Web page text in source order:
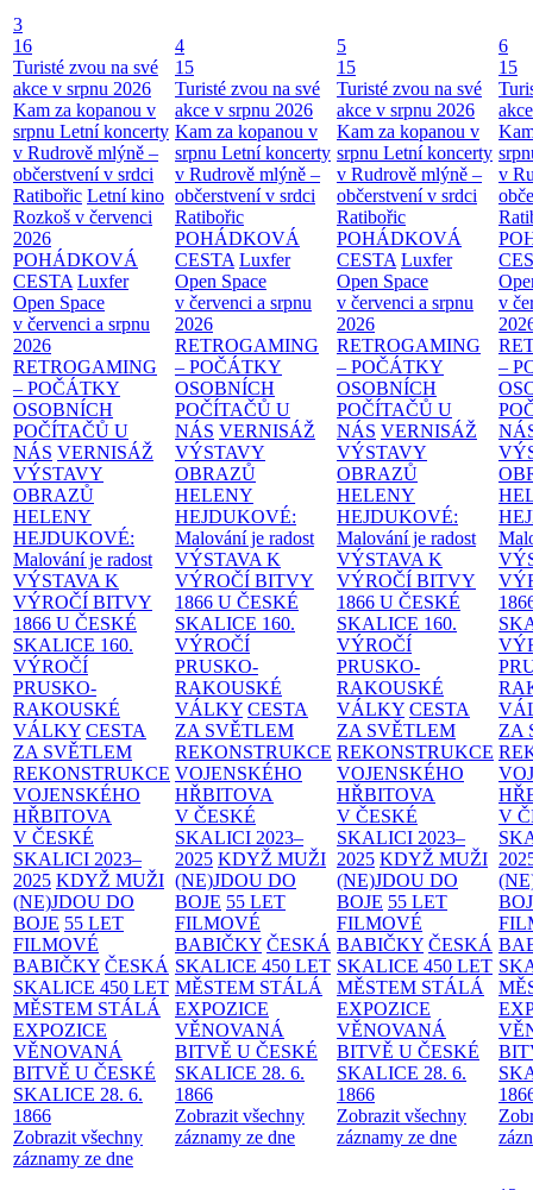
3
16
Turisté zvou na své
akce v srpnu 2026
Kam za kopanou v
srpnu Letní koncerty
v Rudrově mlýně –
občerstvení v srdci
Ratibořic Letní kino
Rozkoš v červenci
2026
POHÁDKOVÁ
CESTA Luxfer
Open Space
v červenci a srpnu
2026
RETROGAMING
– POČÁTKY
OSOBNÍCH
POČÍTAČŮ U
NÁS VERNISÁŽ
VÝSTAVY
OBRAZŮ
HELENY
HEJDUKOVÉ:
Malování je radost
VÝSTAVA K
VÝROČÍ BITVY
1866 U ČESKÉ
SKALICE 160.
VÝROČÍ
PRUSKO-
RAKOUSKÉ
VÁLKY CESTA
ZA SVĚTLEM
REKONSTRUKCE
VOJENSKÉHO
HŘBITOVA
V ČESKÉ
SKALICI 2023–
2025 KDYŽ MUŽI
(NE)JDOU DO
BOJE 55 LET
FILMOVÉ
BABIČKY ČESKÁ
SKALICE 450 LET
MĚSTEM STÁLÁ
EXPOZICE
VĚNOVANÁ
BITVĚ U ČESKÉ
SKALICE 28. 6.
1866
Zobrazit všechny
záznamy ze dne
4
15
Turisté zvou na své
akce v srpnu 2026
Kam za kopanou v
srpnu Letní koncerty
v Rudrově mlýně –
občerstvení v srdci
Ratibořic
POHÁDKOVÁ
CESTA Luxfer
Open Space
v červenci a srpnu
2026
RETROGAMING
– POČÁTKY
OSOBNÍCH
POČÍTAČŮ U
NÁS VERNISÁŽ
VÝSTAVY
OBRAZŮ
HELENY
HEJDUKOVÉ:
Malování je radost
VÝSTAVA K
VÝROČÍ BITVY
1866 U ČESKÉ
SKALICE 160.
VÝROČÍ
PRUSKO-
RAKOUSKÉ
VÁLKY CESTA
ZA SVĚTLEM
REKONSTRUKCE
VOJENSKÉHO
HŘBITOVA
V ČESKÉ
SKALICI 2023–
2025 KDYŽ MUŽI
(NE)JDOU DO
BOJE 55 LET
FILMOVÉ
BABIČKY ČESKÁ
SKALICE 450 LET
MĚSTEM STÁLÁ
EXPOZICE
VĚNOVANÁ
BITVĚ U ČESKÉ
SKALICE 28. 6.
1866
Zobrazit všechny
záznamy ze dne
5
15
Turisté zvou na své
akce v srpnu 2026
Kam za kopanou v
srpnu Letní koncerty
v Rudrově mlýně –
občerstvení v srdci
Ratibořic
POHÁDKOVÁ
CESTA Luxfer
Open Space
v červenci a srpnu
2026
RETROGAMING
– POČÁTKY
OSOBNÍCH
POČÍTAČŮ U
NÁS VERNISÁŽ
VÝSTAVY
OBRAZŮ
HELENY
HEJDUKOVÉ:
Malování je radost
VÝSTAVA K
VÝROČÍ BITVY
1866 U ČESKÉ
SKALICE 160.
VÝROČÍ
PRUSKO-
RAKOUSKÉ
VÁLKY CESTA
ZA SVĚTLEM
REKONSTRUKCE
VOJENSKÉHO
HŘBITOVA
V ČESKÉ
SKALICI 2023–
2025 KDYŽ MUŽI
(NE)JDOU DO
BOJE 55 LET
FILMOVÉ
BABIČKY ČESKÁ
SKALICE 450 LET
MĚSTEM STÁLÁ
EXPOZICE
VĚNOVANÁ
BITVĚ U ČESKÉ
SKALICE 28. 6.
1866
Zobrazit všechny
záznamy ze dne
6
15
v
v
–
ZA
V